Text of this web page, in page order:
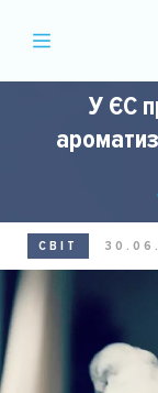
У ЄС
СВІТ